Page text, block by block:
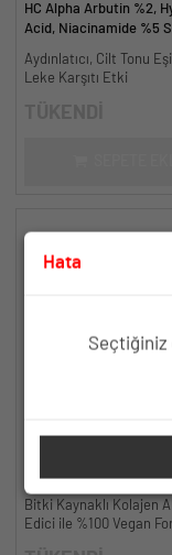
HC Alpha Arbutin %2,
Acid, Niacinamide %5
ml.
Aydınlatıcı, Cilt Tonu
Leke Karşıtı Etki
Kolajen Serum,
Yaşlanma Karşıtı - 30
Bitki Kaynaklı Kolajen
Edici ile %100 Vegan
Hata
Seçtiğiniz